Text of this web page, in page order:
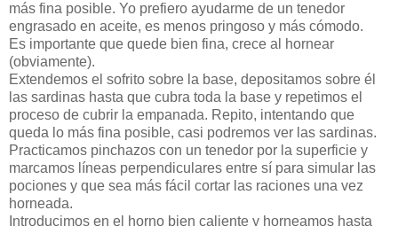
más fina posible. Yo prefiero ayudarme de un tenedor
engrasado en aceite, es menos pringoso y más cómodo.
Es importante que quede bien fina, crece al hornear
(obviamente).
Extendemos el sofrito sobre la base, depositamos sobre él
las sardinas hasta que cubra toda la base y repetimos el
proceso de cubrir la empanada. Repito, intentando que
queda lo más fina posible, casi podremos ver las sardinas.
Practicamos pinchazos con un tenedor por la superficie y
marcamos líneas perpendiculares entre sí para simular las
pociones y que sea más fácil cortar las raciones una vez
horneada.
Introducimos en el horno bien caliente y horneamos hasta